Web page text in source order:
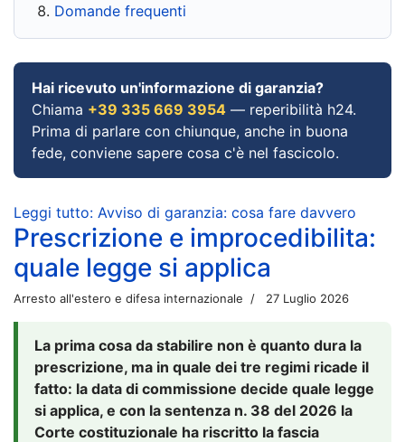
Domande frequenti
Hai ricevuto un'informazione di garanzia?
Chiama +39 335 669 3954 — reperibilità h24.
Prima di parlare con chiunque, anche in buona
fede, conviene sapere cosa c'è nel fascicolo.
Leggi tutto: Avviso di garanzia: cosa fare davvero
Prescrizione e improcedibilita:
quale legge si applica
Arresto all'estero e difesa internazionale 27 Luglio 2026
La prima cosa da stabilire non è quanto dura la
prescrizione, ma in quale dei tre regimi ricade il
fatto: la data di commissione decide quale legge
si applica, e con la sentenza n. 38 del 2026 la
Corte costituzionale ha riscritto la fascia